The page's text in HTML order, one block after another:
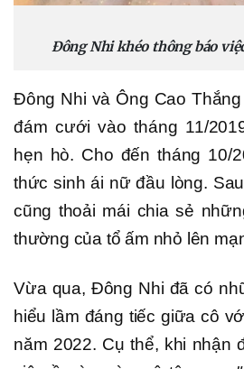
Đông Nhi khéo thông báo
Đông Nhi và Ông Cao
đám cưới vào tháng 11/
hẹn hò. Cho đến tháng 10/
thức sinh ái nữ đầu lòng.
cũng thoải mái chia sẻ
thường của tổ ấm nhỏ lên
Vừa qua, Đông Nhi đã có
hiểu lầm đáng tiếc giữa cô
năm 2022. Cụ thể, khi nhận